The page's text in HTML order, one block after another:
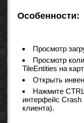
Особенности:
Просмотр
Просмотр
TileEntities на
Открыть
Нажмите
интерфейс Crash
клиента).